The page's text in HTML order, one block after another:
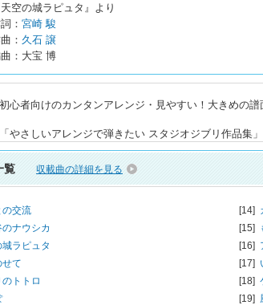
天空の城ラピュタ』より
： 宮崎 駿
： 久石 譲
：大宝 博
心者向けのカンタンアレンジ・見やすい！大きめの
やさしいアレンジで弾きたい スタジオジブリ作品集」
覧 収載曲の詳細を見る
の交流
のナウシカ
城ラピュタ
せて
のトトロ
[14]
[15]
[16]
[17]
[18]
[19]